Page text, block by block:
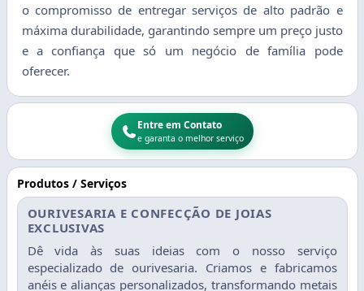
o compromisso de entregar serviços de alto padrão e
máxima durabilidade, garantindo sempre um preço justo
e a confiança que só um negócio de família pode
oferecer.
Entre em Contato
e garanta o melhor serviço
Produtos / Serviços
OURIVESARIA E CONFECÇÃO DE JOIAS
EXCLUSIVAS
Dê vida às suas ideias com o nosso serviço
especializado de ourivesaria. Criamos e fabricamos
anéis e alianças personalizados, transformando metais